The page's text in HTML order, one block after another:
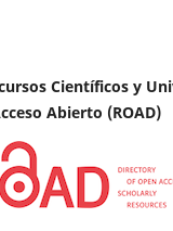
Científicos y
Abierto (ROAD)